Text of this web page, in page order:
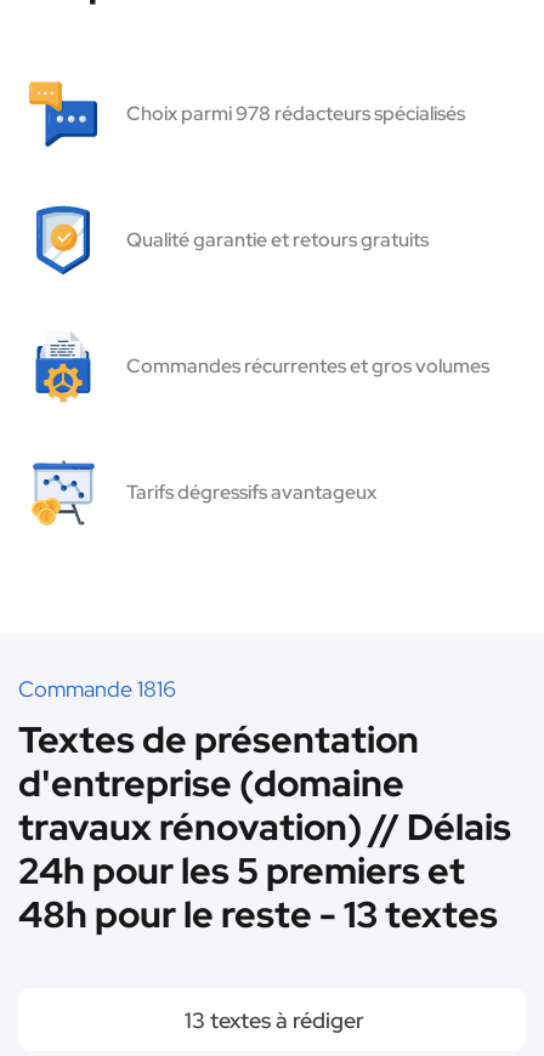
Choix parmi 978 rédacteurs spécialisés
Qualité garantie et retours gratuits
Commandes récurrentes et gros volumes
Tarifs dégressifs avantageux
Commande 1816
Textes de présentation
d'entreprise (domaine
travaux rénovation) // Délais
24h pour les 5 premiers et
48h pour le reste - 13 textes
13 textes à rédiger